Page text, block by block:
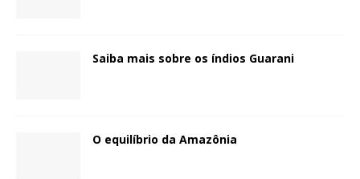
Saiba mais sobre os índios Guarani
O equilíbrio da Amazônia